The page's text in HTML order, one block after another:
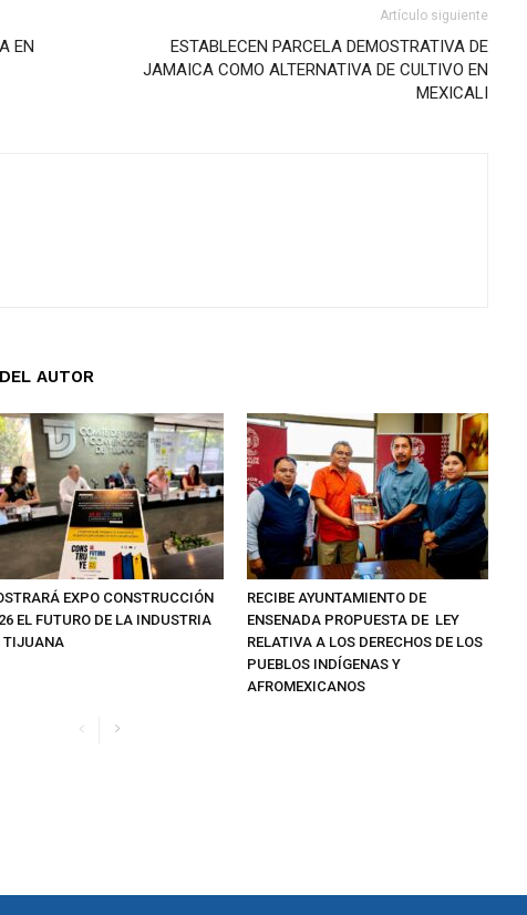
EN
Artículo siguiente
ESTABLECEN PARCELA DEMOSTRATIVA DE
JAMAICA COMO ALTERNATIVA DE CULTIVO EN
MEXICALI
AUTOR
EXPO CONSTRUCCIÓN
EL FUTURO DE LA INDUSTRIA
TIJUANA
RECIBE AYUNTAMIENTO DE
ENSENADA PROPUESTA DE LEY
RELATIVA A LOS DERECHOS DE LOS
PUEBLOS INDÍGENAS Y
AFROMEXICANOS